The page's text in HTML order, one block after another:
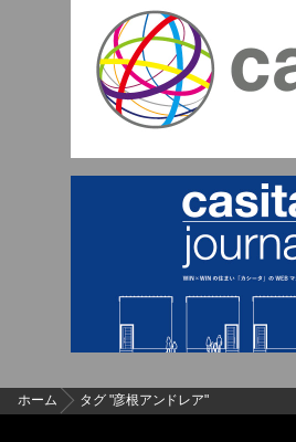
ホーム タグ "彦根アンドレア"